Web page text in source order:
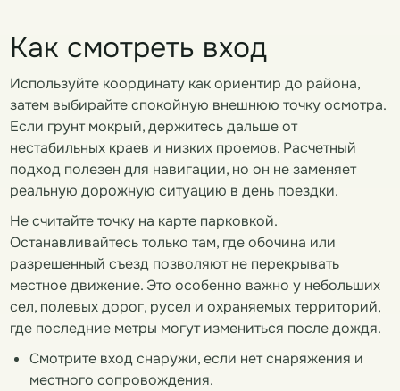
Как смотреть вход
Используйте координату как ориентир до района,
затем выбирайте спокойную внешнюю точку осмотра.
Если грунт мокрый, держитесь дальше от
нестабильных краев и низких проемов. Расчетный
подход полезен для навигации, но он не заменяет
реальную дорожную ситуацию в день поездки.
Не считайте точку на карте парковкой.
Останавливайтесь только там, где обочина или
разрешенный съезд позволяют не перекрывать
местное движение. Это особенно важно у небольших
сел, полевых дорог, русел и охраняемых территорий,
где последние метры могут измениться после дождя.
Смотрите вход снаружи, если нет снаряжения и
местного сопровождения.